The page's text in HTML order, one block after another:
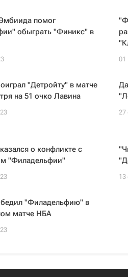
помог
обыграть "Финикс" в
01
"Детройту" в матче
на 51 очко Лавина
27
о конфликте с
"Филадельфии"
13
"Филадельфию" в
матче НБА